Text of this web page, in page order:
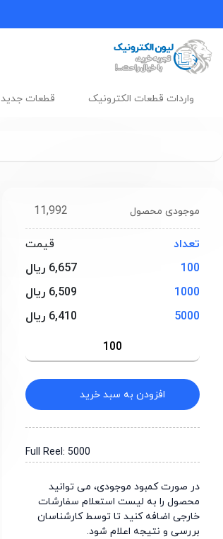
واردات قطعات الکترونیک قطعات جدید
11,992 موجودی محصول
تعداد
قیمت
100
6,657 ریال
1000
6,509 ریال
5000
6,410 ریال
افزودن به سبد خرید
Full Reel: 5000
در صورت کمبود موجودی، می توانید
محصول را به لیست استعلام سفارشات
خارجی اضافه کنید تا توسط کارشناسان
بررسی و نتیجه اعلام شود.